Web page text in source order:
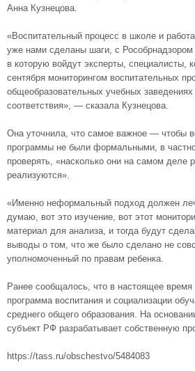
Анна Кузнецова.
«Воспитательный процесс в школе и
уже нами сделаны шаги, с Рособрнадзором
в которую войдут эксперты, специалисты,
сентября мониторингом воспитательных
общеобразовательных учебных
соответствия», — сказала Кузнецова.
Она уточнила, что самое важное — чтобы
программы не были формальными, в
проверять, «насколько они на самом деле
реализуются».
«Именно неформальный подход должен
думаю, вот это изучение, вот этот
материал для анализа, и тогда будут
выводы о том, что же было сделано не
уполномоченный по правам ребенка.
Ранее сообщалось, что в настоящее
программа воспитания и социализации
среднего общего образования. На
субъект РФ разрабатывает собственную
https://tass.ru/obschestvo/5484083